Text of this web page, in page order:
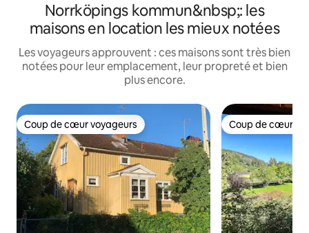
Norrköpings kommun&nbsp;: les
maisons en location les mieux notées
Les voyageurs approuvent : ces maisons sont très bien
notées pour leur emplacement, leur propreté et bien
plus encore.
Coup de cœur voyageurs
Coup de cœur voyageurs Coup de cœur
Coup de cœur